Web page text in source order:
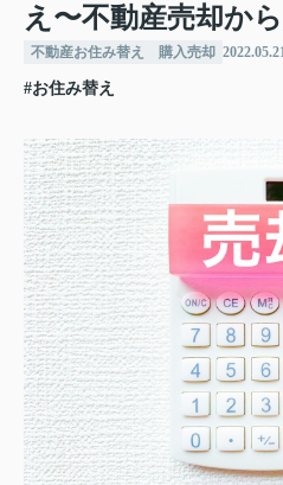
え〜不動産売却か
不動産お住み替え 購入売却 2022.05.21
#お住み替え